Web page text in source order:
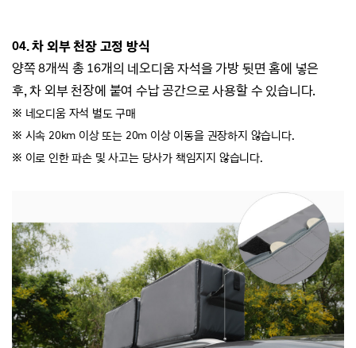
04. 차 외부 천장 고정 방식
양쪽 8개씩 총 16개의 네오디움 자석을 가방 뒷면 홈에 넣은
후,차 외부 천장에 붙여 수납 공간으로 사용할 수 있습니다.
※ 네오디움 자석 별도 구매
※ 시속 20km 이상 또는 20m 이상 이동을 권장하지 않습니다.
※ 이로 인한 파손 및 사고는 당사가 책임지지 않습니다.